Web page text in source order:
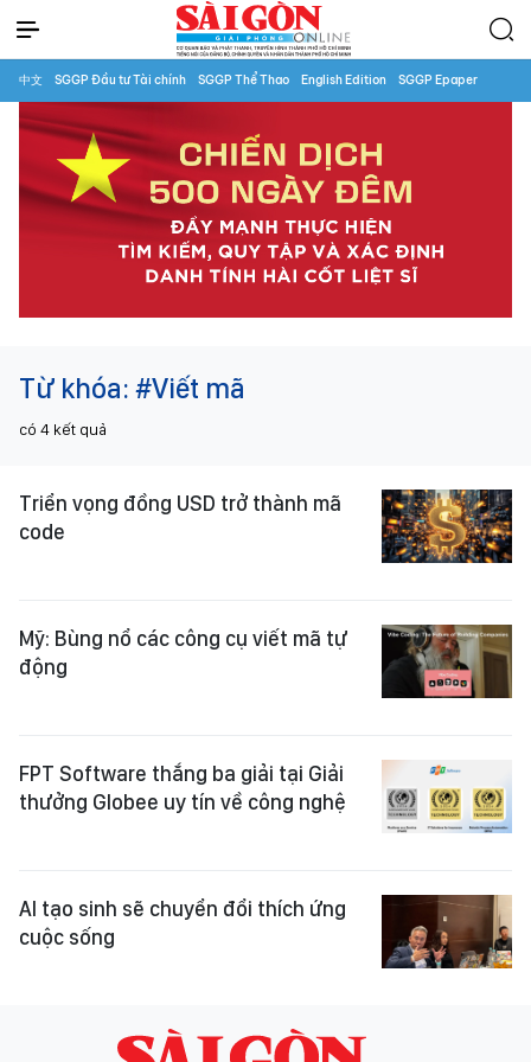
中文 SGGP Đầu tư Tài chính SGGP Thể Thao English Edition SGGP Epaper
Từ khóa: #Viết mã
có 4 kết quả
Triển vọng đồng USD trở thành mã
code
Mỹ: Bùng nổ các công cụ viết mã tự
động
FPT Software thắng ba giải tại Giải
thưởng Globee uy tín về công nghệ
AI tạo sinh sẽ chuyển đổi thích ứng
cuộc sống